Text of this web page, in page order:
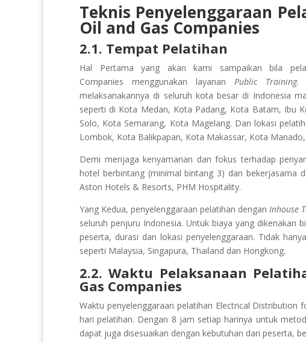
Teknis Penyelenggaraan
Oil and Gas Companies
2.1. Tempat Pelatihan
Hal Pertama yang akan kami sampaikan bila
Companies menggunakan layanan Public Training.
melaksanakannya di seluruh kota besar di Indonesia
seperti di Kota Medan, Kota Padang, Kota Batam, Ibu
Solo, Kota Semarang, Kota Magelang. Dan lokasi
Lombok, Kota Balikpapan, Kota Makassar, Kota
Demi menjaga kenyamanan dan fokus terhadap
hotel berbintang (minimal bintang 3) dan bekerjasama
Aston Hotels & Resorts, PHM Hospitality.
Yang Kedua, penyelenggaraan pelatihan dengan Inhouse
seluruh penjuru Indonesia. Untuk biaya yang dikenakan
peserta, durasi dan lokasi penyelenggaraan. Tidak
seperti Malaysia, Singapura, Thailand dan Hongkong.
2.2. Waktu Pelaksanaan
Gas Companies
Waktu penyelenggaraan pelatihan Electrical Distribution
hari pelatihan. Dengan 8 jam setiap harinya untuk
dapat juga disesuaikan dengan kebutuhan dari peserta,